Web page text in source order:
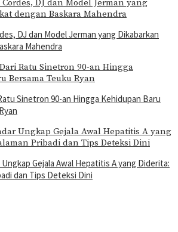
DJ dan Model Jerman yang Dikabarkan
Mahendra
Sinetron 90-an Hingga Kehidupan Baru
Gejala Awal Hepatitis A yang Diderita:
dan Tips Deteksi Dini